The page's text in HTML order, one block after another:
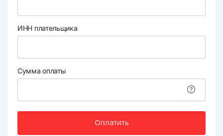
ИНН плательщика
Сумма оплаты
Оплатить